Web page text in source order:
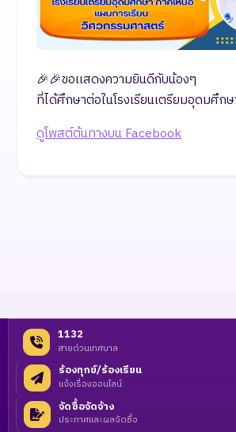
🎉🎉ขอเเสดงความยินดีกับน้องๆ
ที่ได้ศึกษาต่อในโรงเรียนเตรียมอุดมศึก
ดูโพสต์ต้นทางบน Facebook
1132
สายด่วนเทศบาล
ร้องทุกข์/ร้องเรียน
แจ้งเรื่องออนไลน์
จัดซื้อจัดจ้าง
ประกาศและผลจัดซื้อ